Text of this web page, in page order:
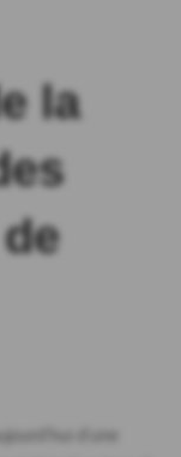
la
d'une